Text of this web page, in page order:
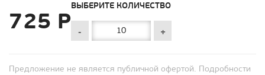
725 Р
ВЫБЕРИТЕ КОЛИЧЕСТВО
- +
Предложение не является публичной офертой. Подробности